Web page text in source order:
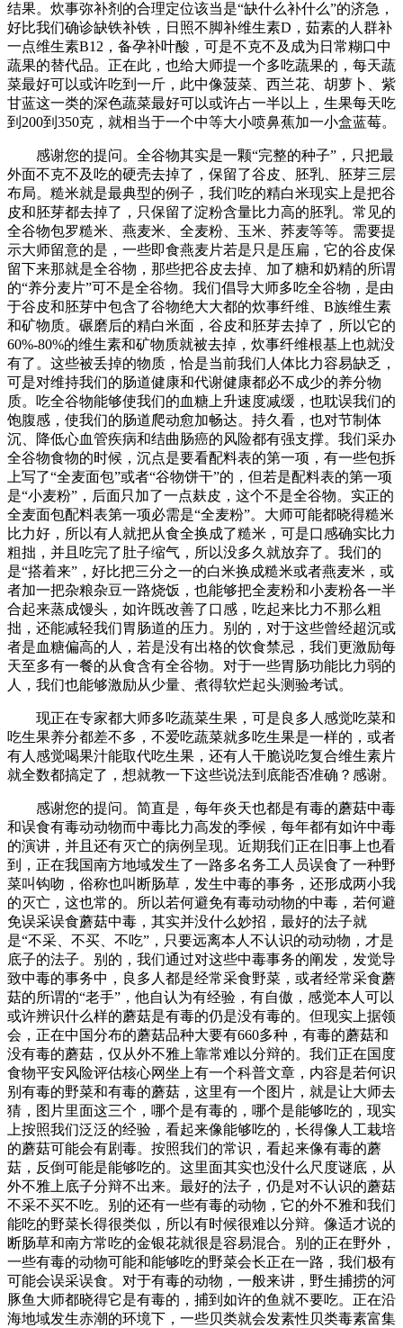
结果。炊事弥补剂的合理定位该当是“缺什么补什么”的济急，
好比我们确诊缺铁补铁，日照不脚补维生素D，茹素的人群补
一点维生素B12，备孕补叶酸，可是不克不及成为日常糊口中
蔬果的替代品。正在此，也给大师提一个多吃蔬果的，每天蔬
菜最好可以或许吃到一斤，此中像菠菜、西兰花、胡萝卜、紫
甘蓝这一类的深色蔬菜最好可以或许占一半以上，生果每天吃
到200到350克，就相当于一个中等大小喷鼻蕉加一小盒蓝莓。
感谢您的提问。全谷物其实是一颗“完整的种子”，只把最
外面不克不及吃的硬壳去掉了，保留了谷皮、胚乳、胚芽三层
布局。糙米就是最典型的例子，我们吃的精白米现实上是把谷
皮和胚芽都去掉了，只保留了淀粉含量比力高的胚乳。常见的
全谷物包罗糙米、燕麦米、全麦粉、玉米、荞麦等等。需要提
示大师留意的是，一些即食燕麦片若是只是压扁，它的谷皮保
留下来那就是全谷物，那些把谷皮去掉、加了糖和奶精的所谓
的“养分麦片”可不是全谷物。我们倡导大师多吃全谷物，是由
于谷皮和胚芽中包含了谷物绝大大都的炊事纤维、B族维生素
和矿物质。碾磨后的精白米面，谷皮和胚芽去掉了，所以它的
60%-80%的维生素和矿物质就被去掉，炊事纤维根基上也就没
有了。这些被丢掉的物质，恰是当前我们人体比力容易缺乏，
可是对维持我们的肠道健康和代谢健康都必不成少的养分物
质。吃全谷物能够使我们的血糖上升速度减缓，也耽误我们的
饱腹感，使我们的肠道爬动愈加畅达。持久看，也对节制体
沉、降低心血管疾病和结曲肠癌的风险都有强支撑。我们采办
全谷物食物的时候，沉点是要看配料表的第一项，有一些包拆
上写了“全麦面包”或者“谷物饼干”的，但若是配料表的第一项
是“小麦粉”，后面只加了一点麸皮，这个不是全谷物。实正的
全麦面包配料表第一项必需是“全麦粉”。大师可能都晓得糙米
比力好，所以有人就把从食全换成了糙米，可是口感确实比力
粗拙，并且吃完了肚子缩气，所以没多久就放弃了。我们的
是“搭着来”，好比把三分之一的白米换成糙米或者燕麦米，或
者加一把杂粮杂豆一路烧饭，也能够把全麦粉和小麦粉各一半
合起来蒸成馒头，如许既改善了口感，吃起来比力不那么粗
拙，还能减轻我们胃肠道的压力。别的，对于这些曾经超沉或
者是血糖偏高的人，若是没有出格的饮食禁忌，我们更激励每
天至多有一餐的从食含有全谷物。对于一些胃肠功能比力弱的
人，我们也能够激励从少量、煮得软烂起头测验考试。
现正在专家都大师多吃蔬菜生果，可是良多人感觉吃菜和
吃生果养分都差不多，不爱吃蔬菜就多吃生果是一样的，或者
有人感觉喝果汁能取代吃生果，还有人干脆说吃复合维生素片
就全数都搞定了，想就教一下这些说法到底能否准确？感谢。
感谢您的提问。简直是，每年炎天也都是有毒的蘑菇中毒
和误食有毒动动物而中毒比力高发的季候，每年都有如许中毒
的演讲，并且还有灭亡的病例呈现。近期我们正在旧事上也看
到，正在我国南方地域发生了一路多名务工人员误食了一种野
菜叫钩吻，俗称也叫断肠草，发生中毒的事务，还形成两小我
的灭亡，这也常的。所以若何避免有毒动动物的中毒，若何避
免误采误食蘑菇中毒，其实并没什么妙招，最好的法子就
是“不采、不买、不吃”，只要远离本人不认识的动动物，才是
底子的法子。别的，我们通过对这些中毒事务的阐发，发觉导
致中毒的事务中，良多人都是经常采食野菜，或者经常采食蘑
菇的所谓的“老手”，他自认为有经验，有自傲，感觉本人可以
或许辨识什么样的蘑菇是有毒的仍是没有毒的。但现实上据领
会，正在中国分布的蘑菇品种大要有660多种，有毒的蘑菇和
没有毒的蘑菇，仅从外不雅上靠常难以分辩的。我们正在国度
食物平安风险评估核心网坐上有一个科普文章，内容是若何识
别有毒的野菜和有毒的蘑菇，这里有一个图片，就是让大师去
猜，图片里面这三个，哪个是有毒的，哪个是能够吃的，现实
上按照我们泛泛的经验，看起来像能够吃的，长得像人工栽培
的蘑菇可能会有剧毒。按照我们的常识，看起来像有毒的蘑
菇，反倒可能是能够吃的。这里面其实也没什么尺度谜底，从
外不雅上底子分辩不出来。最好的法子，仍是对不认识的蘑菇
不采不买不吃。别的还有一些有毒的动物，它的外不雅和我们
能吃的野菜长得很类似，所以有时候很难以分辩。像适才说的
断肠草和南方常吃的金银花就很是容易混合。别的正在野外，
一些有毒的动物可能和能够吃的野菜会长正在一路，我们极有
可能会误采误食。对于有毒的动物，一般来讲，野生捕捞的河
豚鱼大师都晓得它是有毒的，捕到如许的鱼就不要吃。正在沿
海地域发生赤潮的环境下，一些贝类就会发素性贝类毒素富集